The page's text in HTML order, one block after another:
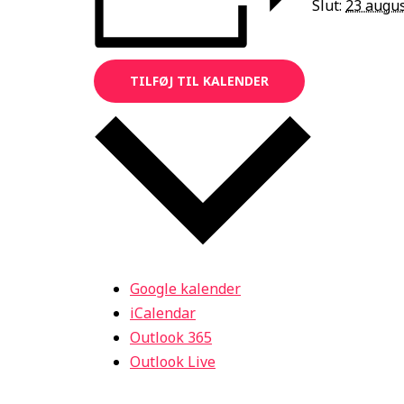
TILFØJ TIL KALENDER
Google kalender
iCalendar
Outlook 365
Outlook Live
Slut: 23